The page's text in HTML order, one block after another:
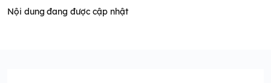
Nội dung đang được cập nhật